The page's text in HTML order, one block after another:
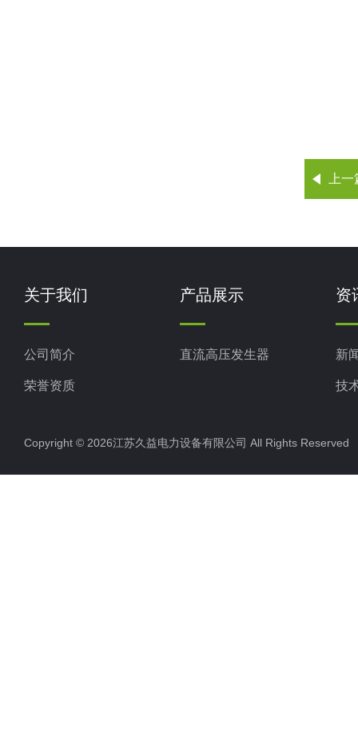
上
关于我们
公司简介
荣誉资质
产品展示
直流高压发生器
资
新
技
Copyright © 2026江苏久益电力设备有限公司 All Rights